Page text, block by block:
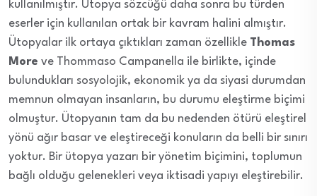
kullanılmıştır. Ütopya sözcüğü daha sonra bu türden
eserler için kullanılan ortak bir kavram halini almıştır.
Ütopyalar ilk ortaya çıktıkları zaman özellikle Thomas
More ve Thommaso Campanella ile birlikte, içinde
bulundukları sosyolojik, ekonomik ya da siyasi durumdan
memnun olmayan insanların, bu durumu eleştirme biçimi
olmuştur. Ütopyanın tam da bu nedenden ötürü eleştirel
yönü ağır basar ve eleştireceği konuların da belli bir sınırı
yoktur. Bir ütopya yazarı bir yönetim biçimini, toplumun
bağlı olduğu gelenekleri veya iktisadi yapıyı eleştirebilir.